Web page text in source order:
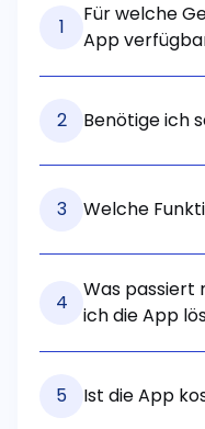
1
Für welche
App
2 Benötige ich
3 Welche
4
Was passiert
ich die App
5 Ist die App